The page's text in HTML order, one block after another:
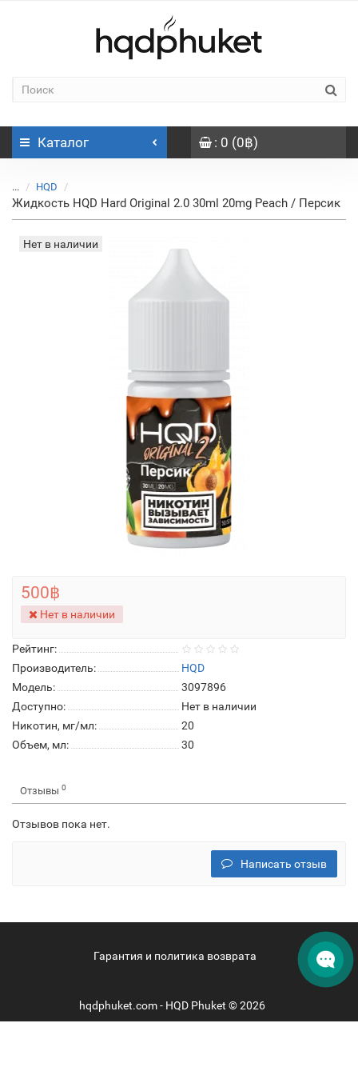
Каталог : 0 (0฿)
... HQD
Жидкость HQD Hard Original 2.0 30ml 20mg Peach / Персик
Нет в наличии
Рейтинг:
Производитель:
HQD
Модель:
3097896
Доступно:
Нет в наличии
Никотин, мг/мл:
20
Объем, мл:
30
500฿
Нет в наличии
Отзывы 0
Отзывов пока нет.
Написать отзыв
Гарантия и политика возврата
hqdphuket.com - HQD Phuket © 2026